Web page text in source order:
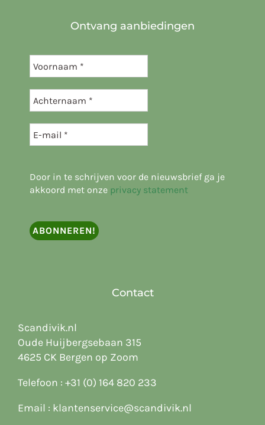
Ontvang aanbiedingen
Door in te schrijven voor de nieuwsbrief ga je
akkoord met onze privacy statement
Contact
Scandivik.nl
Oude Huijbergsebaan 315
4625 CK Bergen op Zoom
Telefoon : +31 (0) 164 820 233
Email : klantenservice@scandivik.nl